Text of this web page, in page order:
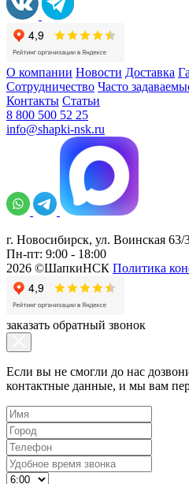
О компании Новости Доставка
Сотрудничество Часто
Контакты Статьи
8 800 500 52 25
info@shapki-nsk.ru
г. Новосибирск, ул. Воинская 63/
Пн-пт: 9:00 - 18:00
2026 ©ШапкиНСК Политика
заказать обратный звонок
Если вы не смогли до нас
контактные данные, и мы вам